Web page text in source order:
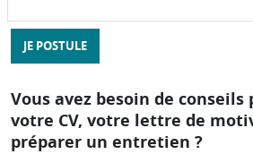
JE POSTULE
Vous avez besoin de
votre CV, votre lettre de
préparer un entretien ?